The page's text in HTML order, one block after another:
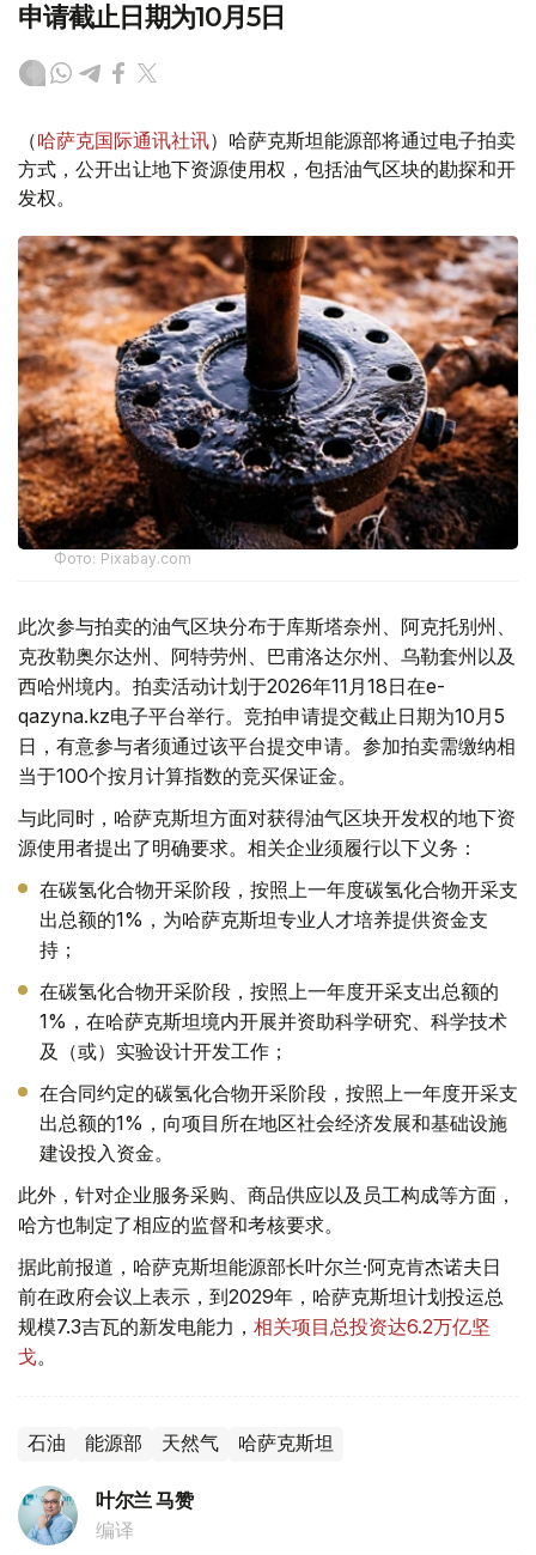
申请截止日期为10月5日
（哈萨克国际通讯社讯）哈萨克斯坦能源部将通过电子拍卖
方式，公开出让地下资源使用权，包括油气区块的勘探和开
发权。
Фото: Pixabay.com
此次参与拍卖的油气区块分布于库斯塔奈州、阿克托别州、
克孜勒奥尔达州、阿特劳州、巴甫洛达尔州、乌勒套州以及
西哈州境内。拍卖活动计划于2026年11月18日在e-
qazyna.kz电子平台举行。竞拍申请提交截止日期为10月5
日，有意参与者须通过该平台提交申请。参加拍卖需缴纳相
当于100个按月计算指数的竞买保证金。
与此同时，哈萨克斯坦方面对获得油气区块开发权的地下资
源使用者提出了明确要求。相关企业须履行以下义务：
在碳氢化合物开采阶段，按照上一年度碳氢化合物开采支
出总额的1%，为哈萨克斯坦专业人才培养提供资金支
持；
在碳氢化合物开采阶段，按照上一年度开采支出总额的
1%，在哈萨克斯坦境内开展并资助科学研究、科学技术
及（或）实验设计开发工作；
在合同约定的碳氢化合物开采阶段，按照上一年度开采支
出总额的1%，向项目所在地区社会经济发展和基础设施
建设投入资金。
此外，针对企业服务采购、商品供应以及员工构成等方面，
哈方也制定了相应的监督和考核要求。
据此前报道，哈萨克斯坦能源部长叶尔兰·阿克肯杰诺夫日
前在政府会议上表示，到2029年，哈萨克斯坦计划投运总
规模7.3吉瓦的新发电能力， 相关项目总投资达6.2万亿坚
戈。
石油 能源部 天然气 哈萨克斯坦
叶尔兰 马赞
编译